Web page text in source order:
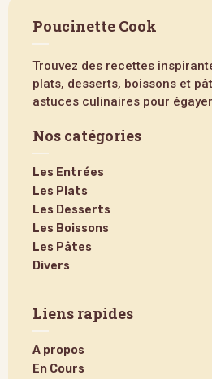
Poucinette Cook
Trouvez des recettes
plats, desserts, boissons et
astuces culinaires pour
Nos catégories
Les Entrées
Les Plats
Les Desserts
Les Boissons
Les Pâtes
Divers
Liens rapides
A propos
En Cours